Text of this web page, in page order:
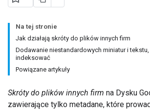
Na tej stronie
Jak działają skróty do plików innych firm
Dodawanie niestandardowych miniatur i
indeksować
Powiązane artykuły
Skróty do plików innych firm na Dysku
zawierające tylko metadane, które